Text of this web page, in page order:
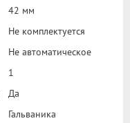
42 мм
Не комплектуется
Не автоматическое
1
Да
Гальваника